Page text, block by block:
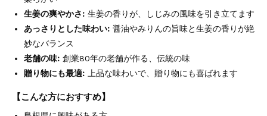
生姜の爽やかさ:生姜の香りが、しじみの風味を引き立てます
あっさりとした味わい:醤油やみりんの旨味と生姜の香りが絶
妙なバランス
老舗の味:創業80年の老舗が作る、伝統の味
贈り物にも最適:上品な味わいで、贈り物にも喜ばれます
【こんな方におすすめ】